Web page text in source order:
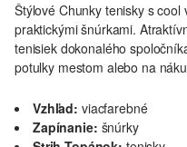
Štýlové Chunky tenisky s
praktickými šnúrkami.
tenisiek dokonalého
potulky mestom alebo na
Vzhľad: viacfarebné
Zapínanie: šnúrky